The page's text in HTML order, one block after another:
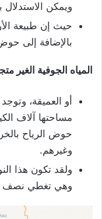
ويمكن الاستدلال
حيث إن طبيعة
بالإضافة إلى
المياه الجوفية الغير
أو العميقة،
مساحتها آلاف
حوض الرياح
وغيرهم.
ولقد تكون هذا
وهي تغطي نصف